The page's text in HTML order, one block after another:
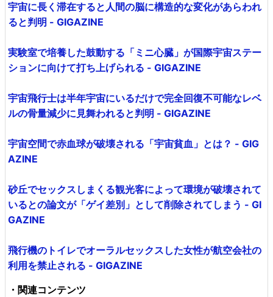
宇宙に長く滞在すると人間の脳に構造的な変化があらわれ
ると判明 - GIGAZINE
実験室で培養した鼓動する「ミニ心臓」が国際宇宙ステー
ションに向けて打ち上げられる - GIGAZINE
宇宙飛行士は半年宇宙にいるだけで完全回復不可能なレベ
ルの骨量減少に見舞われると判明 - GIGAZINE
宇宙空間で赤血球が破壊される「宇宙貧血」とは？ - GIG
AZINE
砂丘でセックスしまくる観光客によって環境が破壊されて
いるとの論文が「ゲイ差別」として削除されてしまう - GI
GAZINE
飛行機のトイレでオーラルセックスした女性が航空会社の
利用を禁止される - GIGAZINE
・関連コンテンツ